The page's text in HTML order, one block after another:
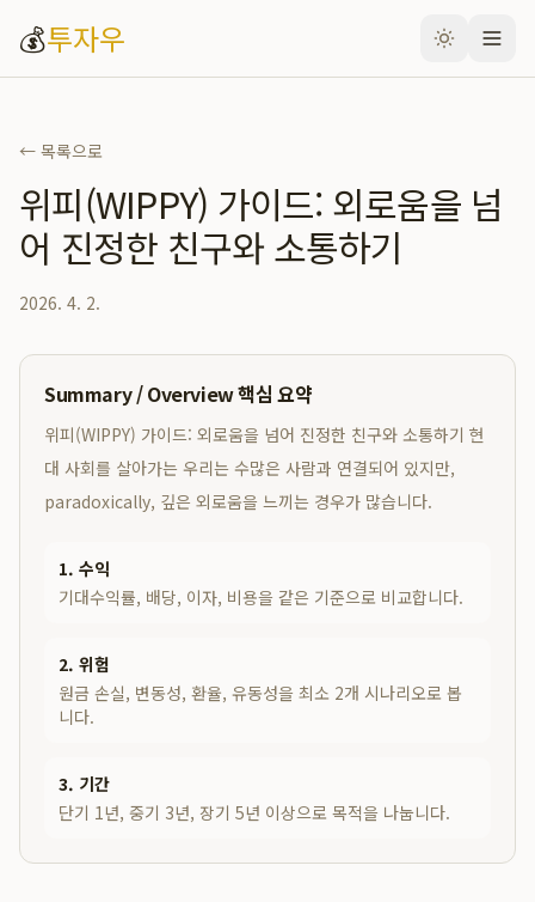
💰투자우
← 목록으로
위피(WIPPY) 가이드: 외로움을 넘
어 진정한 친구와 소통하기
2026. 4. 2.
Summary / Overview 핵심 요약
위피(WIPPY) 가이드: 외로움을 넘어 진정한 친구와 소통하기 현
대 사회를 살아가는 우리는 수많은 사람과 연결되어 있지만,
paradoxically, 깊은 외로움을 느끼는 경우가 많습니다.
1. 수익
기대수익률, 배당, 이자, 비용을 같은 기준으로 비교합니다.
2. 위험
원금 손실, 변동성, 환율, 유동성을 최소 2개 시나리오로 봅
니다.
3. 기간
단기 1년, 중기 3년, 장기 5년 이상으로 목적을 나눕니다.